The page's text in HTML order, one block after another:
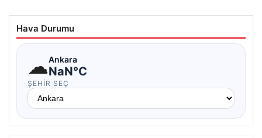
Hava Durumu
☁Ankara
NaN°C
ŞEHIR SEÇ